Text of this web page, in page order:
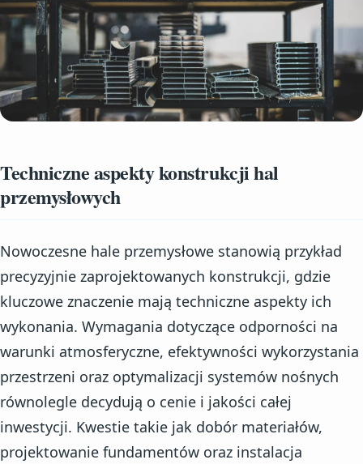
Techniczne aspekty konstrukcji hal
przemysłowych
Nowoczesne hale przemysłowe stanowią przykład
precyzyjnie zaprojektowanych konstrukcji, gdzie
kluczowe znaczenie mają techniczne aspekty ich
wykonania. Wymagania dotyczące odporności na
warunki atmosferyczne, efektywności wykorzystania
przestrzeni oraz optymalizacji systemów nośnych
równolegle decydują o cenie i jakości całej
inwestycji. Kwestie takie jak dobór materiałów,
projektowanie fundamentów oraz instalacja